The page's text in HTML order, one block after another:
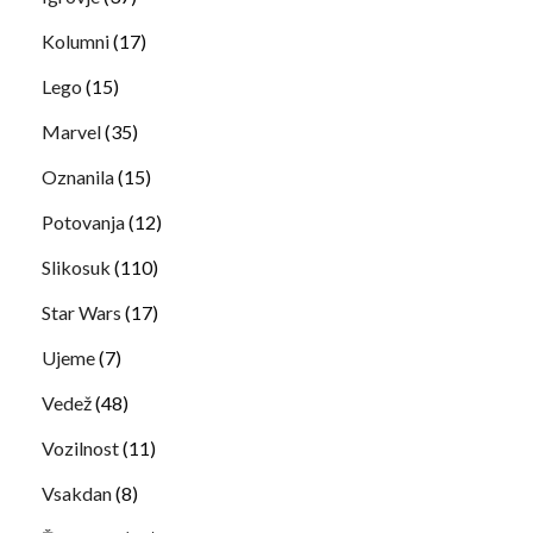
Kolumni(17)
Lego (15)
Marvel(35)
Oznanila(15)
Potovanja(12)
Slikosuk (110)
Star Wars (17)
Ujeme(7)
Vedež(48)
Vozilnost(11)
Vsakdan(8)